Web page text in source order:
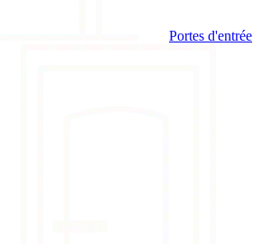
Portes d'entrée